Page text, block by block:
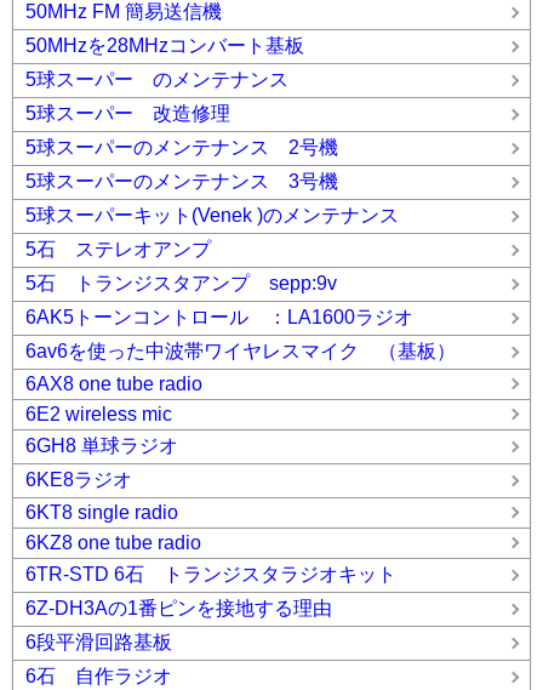
50MHz FM 簡易送信機
50MHzを28MHzコンバート基板
5球スーパー のメンテナンス
5球スーパー 改造修理
5球スーパーのメンテナンス 2号機
5球スーパーのメンテナンス 3号機
5球スーパーキット(Venek )のメンテナンス
5石 ステレオアンプ
5石 トランジスタアンプ sepp:9v
6AK5トーンコントロール ：LA1600ラジオ
6av6を使った中波帯ワイヤレスマイク （基板）
6AX8 one tube radio
6E2 wireless mic
6GH8 単球ラジオ
6KE8ラジオ
6KT8 single radio
6KZ8 one tube radio
6TR-STD 6石 トランジスタラジオキット
6Z-DH3Aの1番ピンを接地する理由
6段平滑回路基板
6石 自作ラジオ